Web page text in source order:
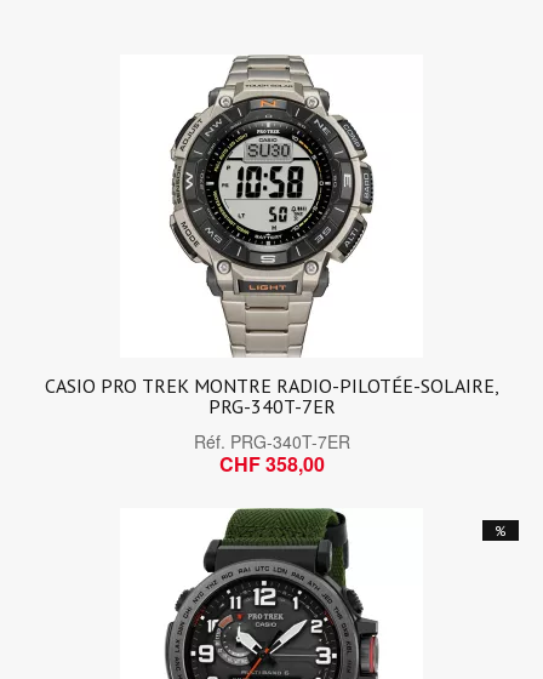
CASIO PRO TREK MONTRE RADIO-PILOTÉE-SOLAIRE,
PRG-340T-7ER
Réf. PRG-340T-7ER
CHF 358,00
%